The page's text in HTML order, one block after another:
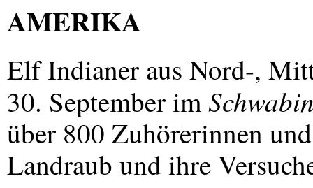
AMERIKA
Elf Indianer aus Nord-,
30. September im
über 800 Zuhörerinnen
Landraub und ihre